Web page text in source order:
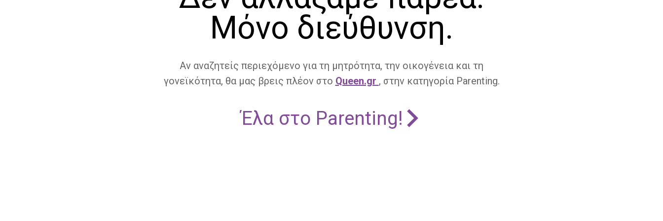
Μόνο διεύθυνση.
Αν αναζητείς περιεχόμενο για τη μητρότητα, την οικογένεια και τη
γονεϊκότητα, θα μας βρεις πλέον στο Queen.gr , στην κατηγορία Parenting.
Έλα στο Parenting!